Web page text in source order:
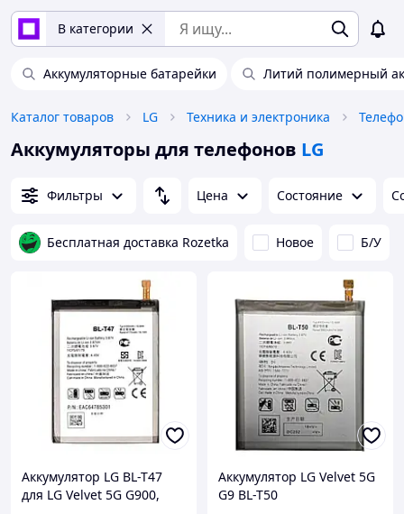
В категории
Аккумуляторные батарейки Литий полимерный
Каталог товаров LG Техника и электроника
Аккумуляторы для телефонов LG
Фильтры Цена Состояние
Бесплатная доставка Rozetka Новое Б/У
Аккумулятор LG BL-T47
для LG Velvet 5G G900,
Аккумулятор LG Velvet 5G
G9 BL-T50